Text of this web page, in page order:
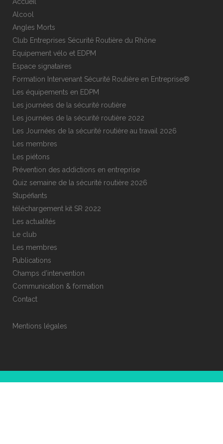
Alcool
Angles Morts
Club Entreprises Sécurité Routière du Rhône
Equipement vélo et EDPM
Espace signataires
Formation Intervenant Sécurité Routière en Entreprise®
Les équipements en EDPM
Les journées de la sécurité routière
Les journées de la sécurité routière 2022
Les Journées de la sécurité routière au travail 2026
Les membres
Les piétons
Prévention des addictions en entreprise
Quiz semaine de la sécurité routière 2026
Stupéfiants
téléchargement kit SR 2022
Les actualités
Le club
Les membres
Publications
Champs d’intervention
Communication & formation
Contact
Mentions légales